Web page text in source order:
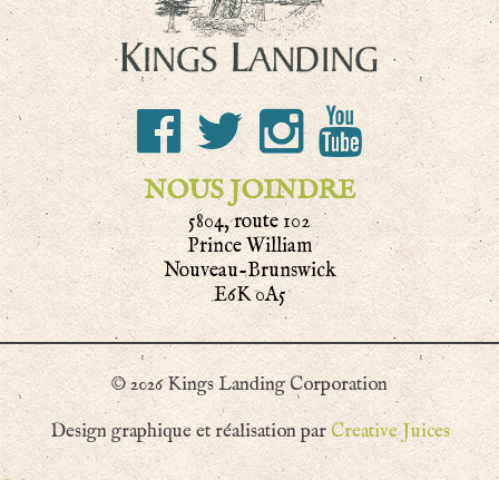
NOUS JOINDRE
5804, route 102
Prince William
Nouveau-Brunswick
E6K 0A5
© 2026 Kings Landing Corporation
Design graphique et réalisation par Creative Juices